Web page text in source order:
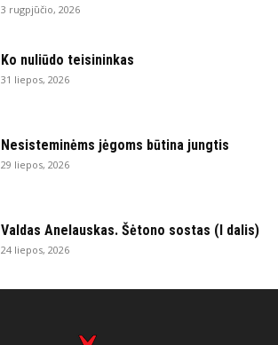
3 rugpjūčio, 2026
Ko nuliūdo teisininkas
31 liepos, 2026
Nesisteminėms jėgoms būtina jungtis
29 liepos, 2026
Valdas Anelauskas. Šėtono sostas (I dalis)
24 liepos, 2026